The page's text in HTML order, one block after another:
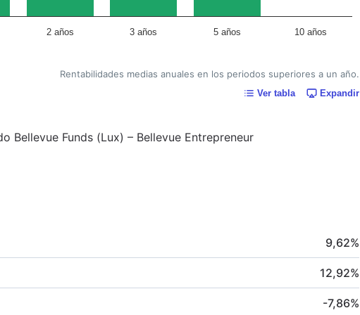
2 años 3 años 5 años 10 años
Rentabilidades medias anuales en los periodos superiores a un año.
Ver tabla Expandir
Bellevue Funds (Lux) – Bellevue Entrepreneur
9,62%
12,92%
-7,86%